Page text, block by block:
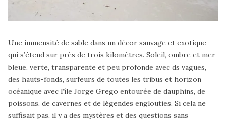
Une immensité de sable dans un décor sauvage et exotique
qui s’étend sur près de trois kilomètres. Soleil, ombre et mer
bleue, verte, transparente et peu profonde avec ds vagues,
des hauts-fonds, surfeurs de toutes les tribus et horizon
océanique avec l’île Jorge Grego entourée de dauphins, de
poissons, de cavernes et de légendes englouties. Si cela ne
suffisait pas, il y a des mystères et des questions sans